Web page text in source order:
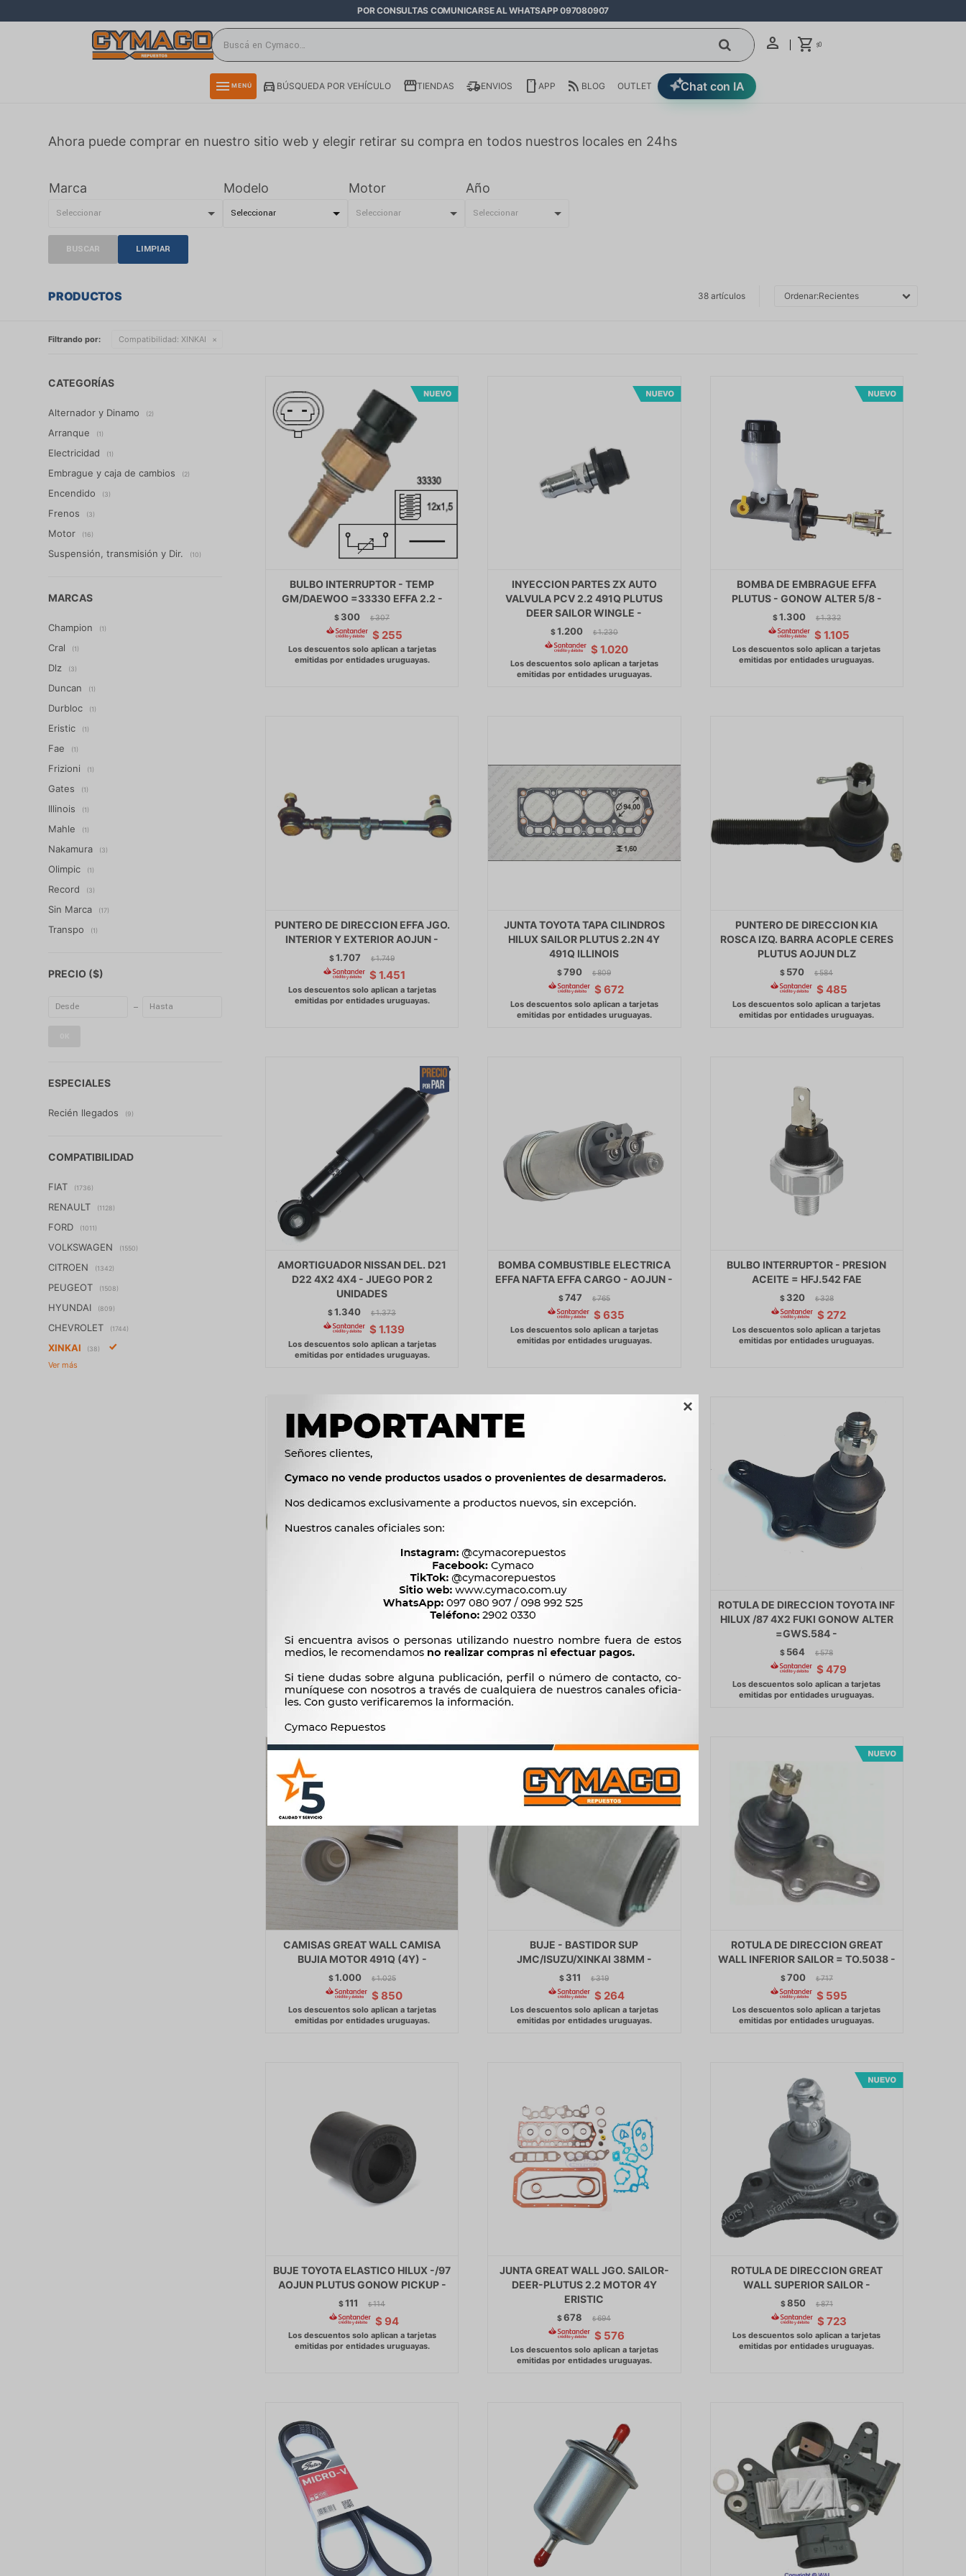

POR CONSULTAS COMUNICARSE AL WHATSAPP 097080907
$0
menu MENÚ Chat con IA
BÚSQUEDA POR VEHÍCULO TIENDAS ENVIOS APP BLOG OUTLET
Ahora puede comprar en nuestro sitio web y elegir retirar su compra en todos nuestros locales en 24hs
Marca Modelo Motor Año
BUSCAR LIMPIAR
PRODUCTOS 38 artículos Recientes
Filtrando por: Compatibilidad: XINKAI
BULBO INTERRUPTOR - TEMP
GM/DAEWOO =33330 EFFA 2.2 -
$ 300 $ 307
$ 255
INYECCION PARTES ZX AUTO
VALVULA PCV 2.2 491Q PLUTUS
DEER SAILOR WINGLE -
$1.200 $ 1.230
$ 1.020
BOMBA DE EMBRAGUE EFFA
PLUTUS - GONOW ALTER 5/8 -
$1.300 $ 1.332
$ 1.105
PUNTERO DE DIRECCION EFFA JGO.
INTERIOR Y EXTERIOR AOJUN -
$1.707 $ 1.749
$ 1.451
JUNTA TOYOTA TAPA CILINDROS
HILUX SAILOR PLUTUS 2.2N 4Y
491Q ILLINOIS
$790 $ 809
$ 672
PUNTERO DE DIRECCION KIA
ROSCA IZQ. BARRA ACOPLE CERES
PLUTUS AOJUN DLZ
$ 570 $ 584
$ 485
AMORTIGUADOR NISSAN DEL. D21
D22 4X2 4X4 - JUEGO POR 2
UNIDADES
$1.340 $ 1.373
$ 1.139
BOMBA COMBUSTIBLE ELECTRICA
EFFA NAFTA EFFA CARGO - AOJUN -
$747 $ 765
$ 635
BULBO INTERRUPTOR - PRESION
ACEITE = HFJ.542 FAE
$ 320 $ 328
$ 272
BULBO INTERRUPTOR - ACEITE 1-
8BSP JAPONESES =1161F VENDER
CHA.542 OLIMPIC
$ 267 $ 273
ARRANQUE GREAT WALL DEER
SAILOR PLUTUS AOJUN 2.2
9D=STR.1253=STR.1020 -
$6.883 $ 7.052
ROTULA DE DIRECCION TOYOTA INF
HILUX /87 4X2 FUKI GONOW ALTER
=GWS.584 -
$ 564 $ 578
$ 479
CAMISAS GREAT WALL CAMISA
BUJIA MOTOR 491Q (4Y) -
$1.000 $ 1.025
$ 850
BUJE - BASTIDOR SUP
JMC/ISUZU/XINKAI 38MM -
$ 311 $ 319
$ 264
ROTULA DE DIRECCION GREAT
WALL INFERIOR SAILOR = TO.5038 -
$700 $ 717
$ 595
BUJE TOYOTA ELASTICO HILUX -/97
AOJUN PLUTUS GONOW PICKUP -
$111 $ 114
$ 94
JUNTA GREAT WALL JGO. SAILOR-
DEER-PLUTUS 2.2 MOTOR 4Y
ERISTIC
$678 $ 694
$ 576
ROTULA DE DIRECCION GREAT
WALL SUPERIOR SAILOR -
$850 $ 871
$ 723
CATEGORÍAS
Alternador y Dinamo (2)
Arranque (1)
Electricidad (1)
Embrague y caja de cambios (2)
Encendido (3)
Frenos (3)
Motor (16)
Suspensión, transmisión y Dir. (10)
MARCAS
Champion (1)
Cral (1)
Dlz (3)
Duncan (1)
Durbloc (1)
Eristic (1)
Fae (1)
Frizioni (1)
Gates (1)
Illinois (1)
Mahle (1)
Nakamura (3)
Olimpic (1)
Record (3)
Sin Marca (17)
Transpo (1)
PRECIO ($)
ESPECIALES
Recién llegados (9)
COMPATIBILIDAD
FIAT (1736)
RENAULT (1128)
FORD (1011)
VOLKSWAGEN (1550)
CITROEN (1342)
PEUGEOT (1508)
HYUNDAI (809)
CHEVROLET (1744)
XINKAI (38)
close
directions_car
smartphone